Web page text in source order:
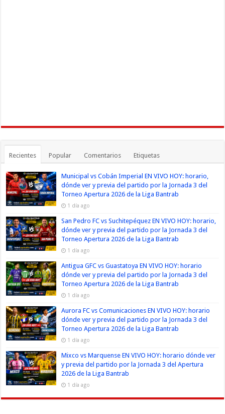
Recientes Popular Comentarios Etiquetas
Municipal vs Cobán Imperial EN VIVO HOY: horario,
dónde ver y previa del partido por la Jornada 3 del
Torneo Apertura 2026 de la Liga Bantrab
1 día ago
San Pedro FC vs Suchitepéquez EN VIVO HOY: horario,
dónde ver y previa del partido por la Jornada 3 del
Torneo Apertura 2026 de la Liga Bantrab
1 día ago
Antigua GFC vs Guastatoya EN VIVO HOY: horario
dónde ver y previa del partido por la Jornada 3 del
Torneo Apertura 2026 de la Liga Bantrab
1 día ago
Aurora FC vs Comunicaciones EN VIVO HOY: horario
dónde ver y previa del partido por la Jornada 3 del
Torneo Apertura 2026 de la Liga Bantrab
1 día ago
Mixco vs Marquense EN VIVO HOY: horario dónde ver
y previa del partido por la Jornada 3 del Apertura
2026 de la Liga Bantrab
1 día ago